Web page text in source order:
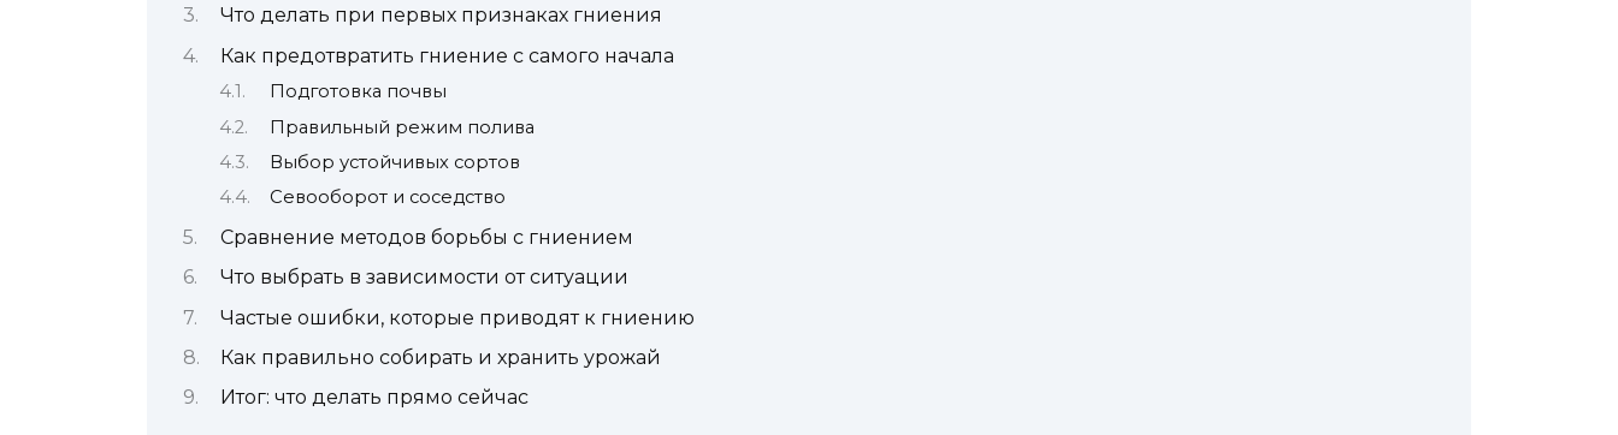
Что делать при первых признаках гниения
Как предотвратить гниение с самого начала
Подготовка почвы
Правильный режим полива
Выбор устойчивых сортов
Севооборот и соседство
Сравнение методов борьбы с гниением
Что выбрать в зависимости от ситуации
Частые ошибки, которые приводят к гниению
Как правильно собирать и хранить урожай
Итог: что делать прямо сейчас